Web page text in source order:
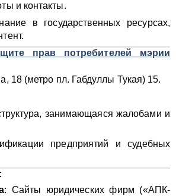
и контакты.
в государственных ресурсах,
прав потребителей мэрии
18 (метро пл. Габдуллы Тукая) 15.
занимающаяся жалобами и
предприятий и судебных
: Сайты юридических фирм («АПК-